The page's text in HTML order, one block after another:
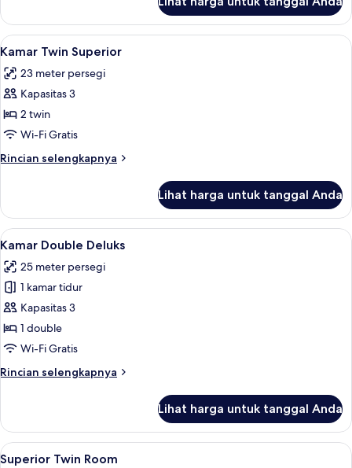
Kamar
Double
Superior
Lihat
semua
foto
untuk
Kamar
Twin
Superior
Kamar Twin Superior | Seprai
7
Kamar Twin Superior
23 meter persegi
Kapasitas 3
2 twin
Wi-Fi Gratis
Rincian selengkapnya
Rincian
Kamar
Twin
Superior
Lihat harga untuk tanggal Anda
Lihat
semua
foto
untuk
Kamar
Double
Deluks
Kamar Double Deluks | Seprai
5
Kamar Double Deluks
25 meter persegi
1 kamar tidur
Kapasitas 3
1 double
Wi-Fi Gratis
Rincian selengkapnya
Rincian
Kamar
Double
Deluks
Lihat harga untuk tanggal Anda
Lihat
Seprai premium, meja kerja, kedap
4
Superior Twin Room